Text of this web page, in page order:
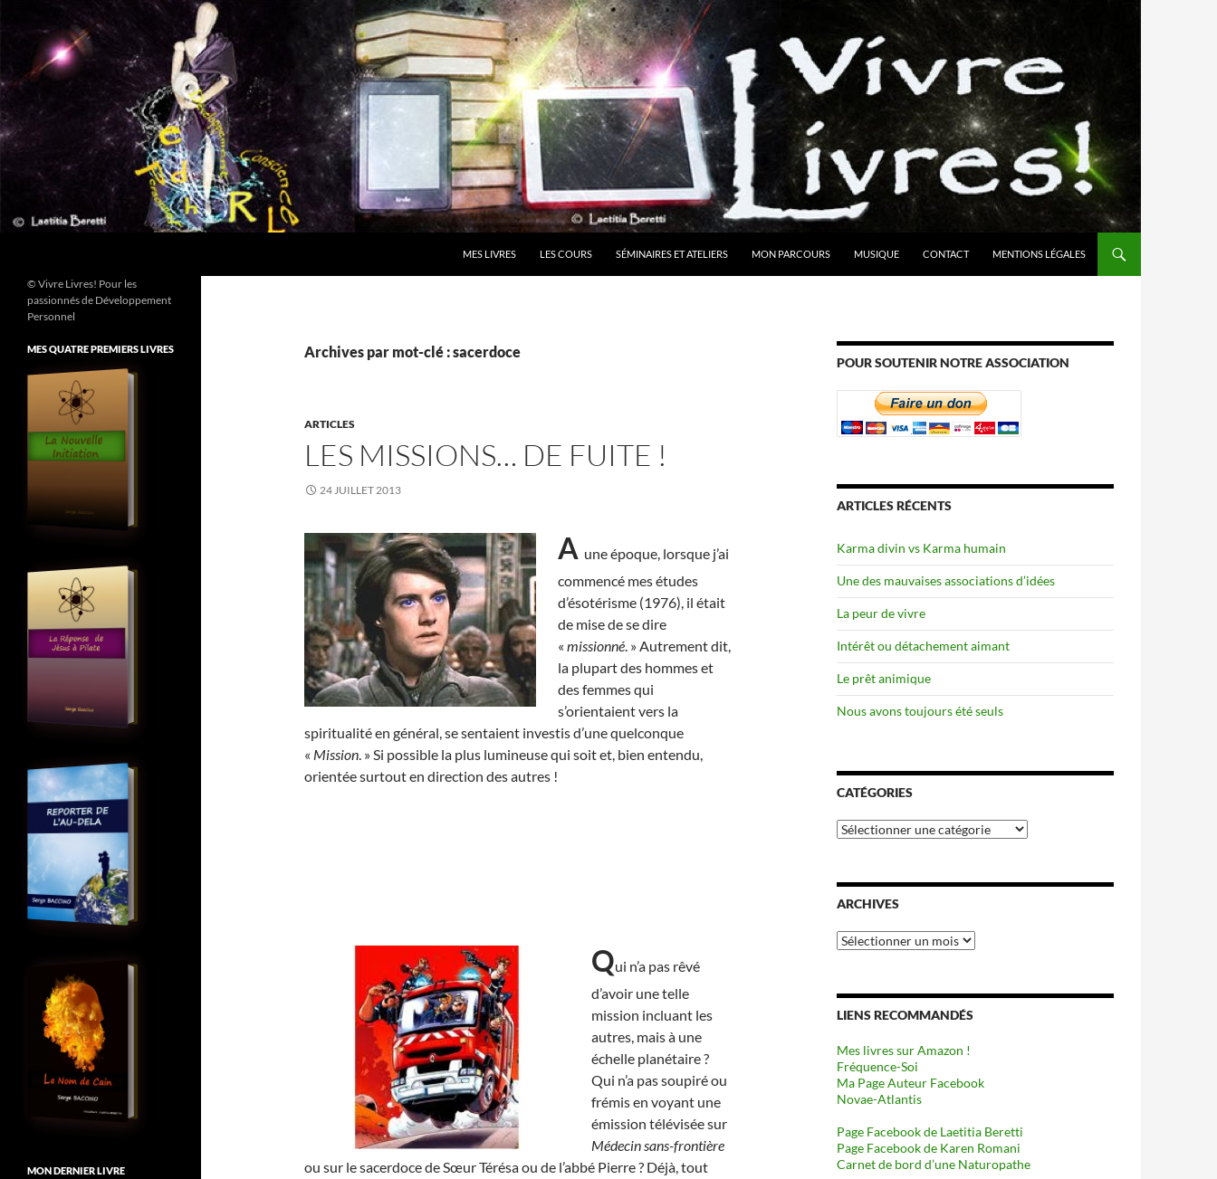
contenu
MES LIVRES LES COURS SÉMINAIRES ET ATELIERS MON PARCOURS MUSIQUE CONTACT MENTIONS LÉGALES
Archives par mot-clé : sacerdoce
ARTICLES
LES MISSIONS… DE FUITE !
24 JUILLET 2013
A une époque, lorsque j’ai
commencé mes études
d’ésotérisme (1976), il était
de mise de se dire
« missionné. » Autrement dit,
la plupart des hommes et
des femmes qui
s’orientaient vers la
spiritualité en général, se sentaient investis d’une quelconque
« Mission. » Si possible la plus lumineuse qui soit et, bien entendu,
orientée surtout en direction des autres !
Qui n’a pas rêvé
d’avoir une telle
mission incluant les
autres, mais à une
échelle planétaire ?
Qui n’a pas soupiré ou
frémis en voyant une
émission télévisée sur
Médecin sans-frontière
ou sur le sacerdoce de Sœur Térésa ou de l’abbé Pierre ? Déjà, tout
POUR SOUTENIR NOTRE ASSOCIATION
ARTICLES RÉCENTS
Karma divin vs Karma humain
Une des mauvaises associations d’idées
La peur de vivre
Intérêt ou détachement aimant
Le prêt animique
Nous avons toujours été seuls
CATÉGORIES
Catégories
ARCHIVES
Archives
LIENS RECOMMANDÉS
Mes livres sur Amazon !
Fréquence-Soi
Ma Page Auteur Facebook
Novae-Atlantis
Page Facebook de Laetitia Beretti
Page Facebook de Karen Romani
Carnet de bord d’une Naturopathe
© Vivre Livres! Pour les
passionnés de Développement
Personnel
MES QUATRE PREMIERS LIVRES
MON DERNIER LIVRE